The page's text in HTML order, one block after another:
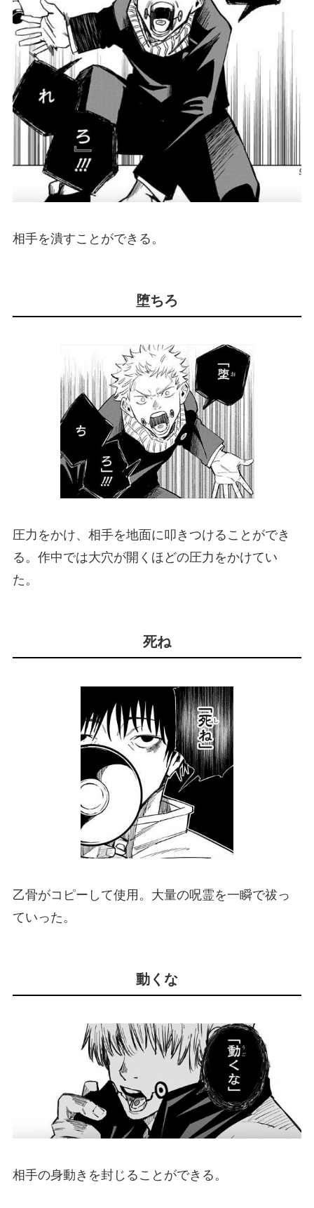
相手を潰すことができる。
堕ちろ
圧力をかけ、相手を地面に叩きつけることができ
る。作中では大穴が開くほどの圧力をかけてい
た。
死ね
乙骨がコピーして使用。大量の呪霊を一瞬で祓っ
ていった。
動くな
相手の身動きを封じることができる。